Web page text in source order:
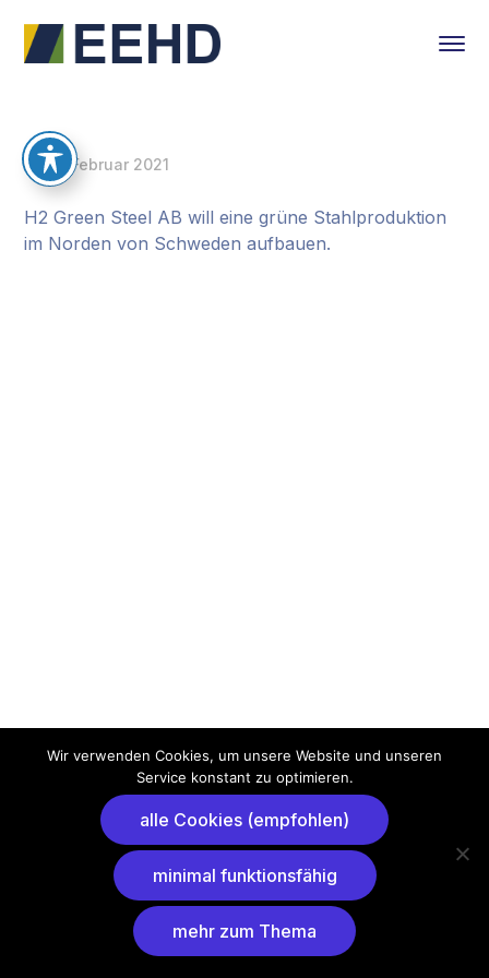
25. Februar 2021
H2 Green Steel AB will eine grüne Stahlproduktion
im Norden von Schweden aufbauen.
Wir verwenden Cookies, um unsere Website und unseren
Service konstant zu optimieren.
alle Cookies (empfohlen)
minimal funktionsfähig
mehr zum Thema